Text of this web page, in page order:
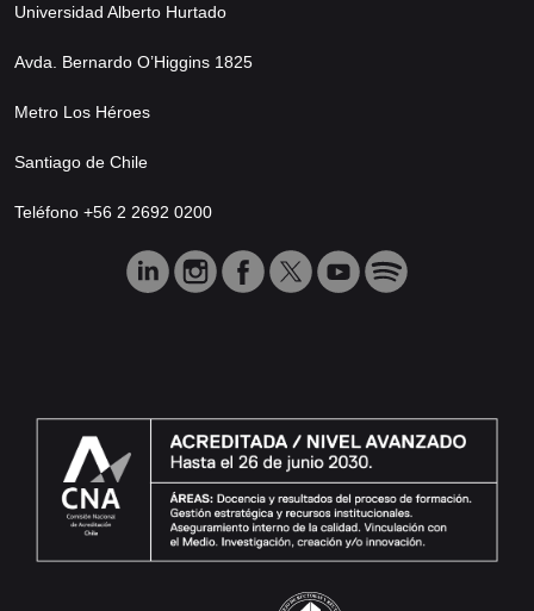
Universidad Alberto Hurtado
Avda. Bernardo O’Higgins 1825
Metro Los Héroes
Santiago de Chile
Teléfono +56 2 2692 0200